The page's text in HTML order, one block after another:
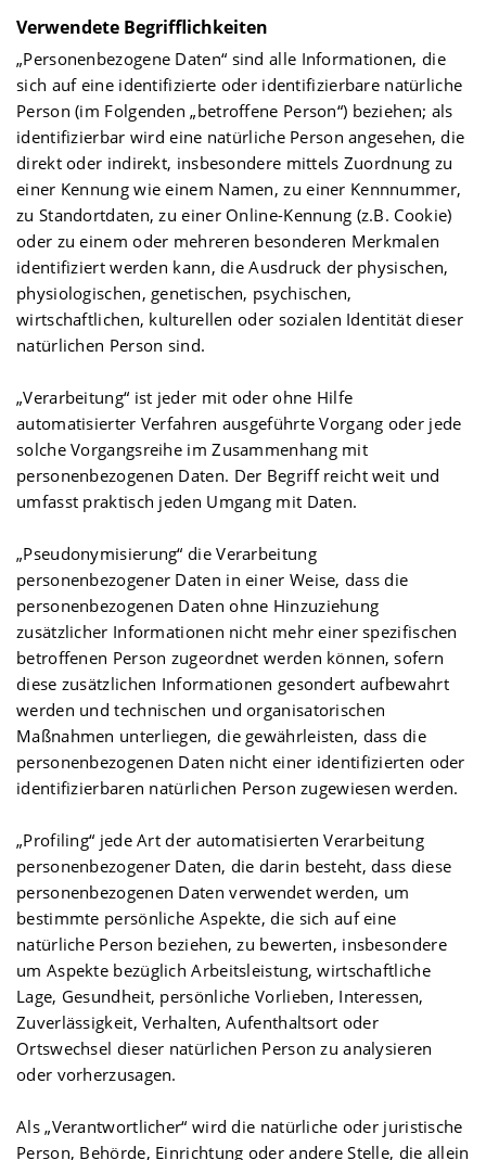
Verwendete Begrifflichkeiten
„Personenbezogene Daten“ sind alle Informationen, die
sich auf eine identifizierte oder identifizierbare natürliche
Person (im Folgenden „betroffene Person“) beziehen; als
identifizierbar wird eine natürliche Person angesehen, die
direkt oder indirekt, insbesondere mittels Zuordnung zu
einer Kennung wie einem Namen, zu einer Kennnummer,
zu Standortdaten, zu einer Online-Kennung (z.B. Cookie)
oder zu einem oder mehreren besonderen Merkmalen
identifiziert werden kann, die Ausdruck der physischen,
physiologischen, genetischen, psychischen,
wirtschaftlichen, kulturellen oder sozialen Identität dieser
natürlichen Person sind.
„Verarbeitung“ ist jeder mit oder ohne Hilfe
automatisierter Verfahren ausgeführte Vorgang oder jede
solche Vorgangsreihe im Zusammenhang mit
personenbezogenen Daten. Der Begriff reicht weit und
umfasst praktisch jeden Umgang mit Daten.
„Pseudonymisierung“ die Verarbeitung
personenbezogener Daten in einer Weise, dass die
personenbezogenen Daten ohne Hinzuziehung
zusätzlicher Informationen nicht mehr einer spezifischen
betroffenen Person zugeordnet werden können, sofern
diese zusätzlichen Informationen gesondert aufbewahrt
werden und technischen und organisatorischen
Maßnahmen unterliegen, die gewährleisten, dass die
personenbezogenen Daten nicht einer identifizierten oder
identifizierbaren natürlichen Person zugewiesen werden.
„Profiling“ jede Art der automatisierten Verarbeitung
personenbezogener Daten, die darin besteht, dass diese
personenbezogenen Daten verwendet werden, um
bestimmte persönliche Aspekte, die sich auf eine
natürliche Person beziehen, zu bewerten, insbesondere
um Aspekte bezüglich Arbeitsleistung, wirtschaftliche
Lage, Gesundheit, persönliche Vorlieben, Interessen,
Zuverlässigkeit, Verhalten, Aufenthaltsort oder
Ortswechsel dieser natürlichen Person zu analysieren
oder vorherzusagen.
Als „Verantwortlicher“ wird die natürliche oder juristische
Person, Behörde, Einrichtung oder andere Stelle, die allein